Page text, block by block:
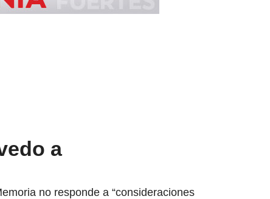
a
no responde a “consideraciones